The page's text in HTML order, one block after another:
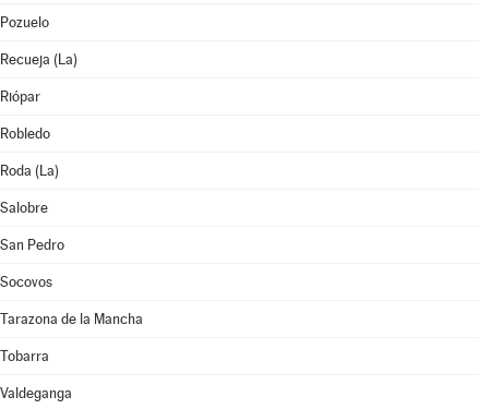
Pozuelo
Recueja (La)
Riópar
Robledo
Roda (La)
Salobre
San Pedro
Socovos
Tarazona de la Mancha
Tobarra
Valdeganga